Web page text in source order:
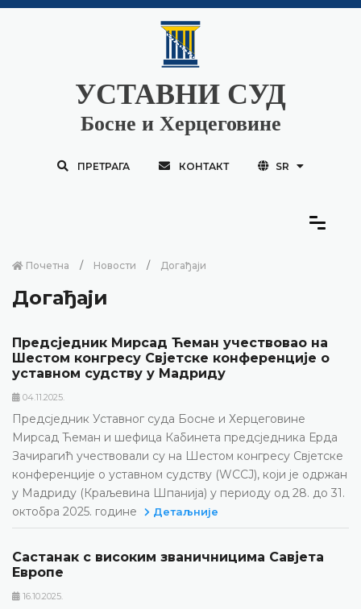
УСТАВНИ СУД
Босне и Херцеговине
ПРЕТРАГА КОНТАКТ SR
Почетна Новости Догађаји
Догађаји
Предсједник Мирсад Ћеман учествовао на
Шестом конгресу Свјетске конференције о
уставном судству у Мадриду
04.11.2025.
Предсједник Уставног суда Босне и Херцеговине
Мирсад Ћеман и шефица Кабинета предсједника Ерда
Зачирагић учествовали су на Шестом конгресу Свјетске
конференције о уставном судству (WCCJ), који је одржан
у Мадриду (Краљевина Шпанија) у периоду од 28. до 31.
октобра 2025. године
Детаљније
Састанак с високим званичницима Савјета
Европе
16.10.2025.